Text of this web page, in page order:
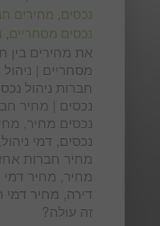
נכסים, מחירים
נכסים מסחריים,
את מחירים בין
מסחריים |
חברות ניהול
נכסים | מחיר
נכסים מחיר,
נכסים, דמי
מחיר חברות
מחיר, מחיר דמי
דירה, מחיר דמי
זה עולה?